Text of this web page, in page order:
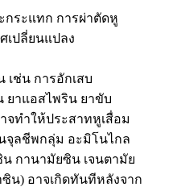
กระแทก การผ่าตัดหู
เปลี่ยนแปลง
เช่น การอักเสบ
ยาแอสไพริน ยาขับ
จทำให้ประสาทหูเสื่อม
จุลชีพกลุ่ม อะมิโนไกล
กานามัยซิน เจนตามัย
น) อาจเกิดทันทีหลังจาก